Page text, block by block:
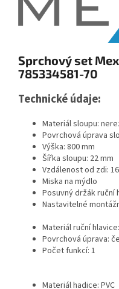
Sprchový set
785334581-70
Technické údaje:
Materiál sloupu:
Povrchová úprava
Výška: 800 mm
Šířka sloupu: 22 mm
Vzdálenost od zdi:
Miska na mýdlo
Posuvný držák ruční
Nastavitelné
Materiál ruční
Povrchová úprava:
Počet funkcí: 1
Materiál hadice: PVC